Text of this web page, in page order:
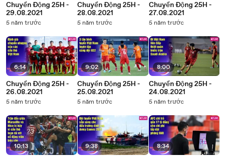
Chuyển Động 25H -
29.08.2021
5 năm trước
6:14
Chuyển Động 25H -
26.08.2021
5 năm trước
10:13
Chuyển Động 25H -
28.08.2021
5 năm trước
9:02
Chuyển Động 25H -
25.08.2021
5 năm trước
9:38
Chuyển Động 25H -
27.08.2021
5 năm trước
8:00
Chuyển Động 25H -
24.08.2021
5 năm trước
8:34